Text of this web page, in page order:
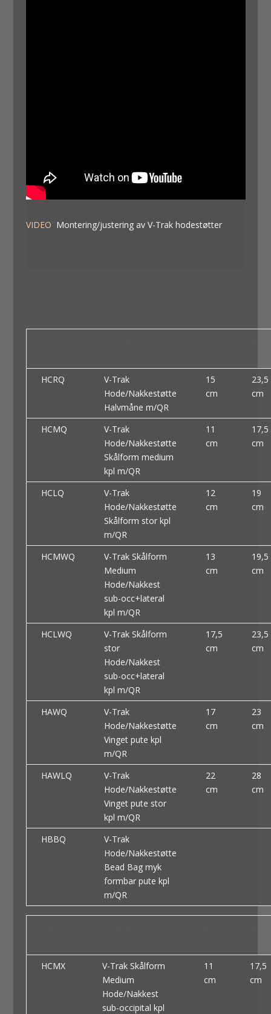
VIDEO Montering/justering av V-Trak hodestøtter
HCRQ
V-Trak
Hode/Nakkestøtte
Halvmåne m/QR
15
cm
23,5
cm
HCMQ
V-Trak
Hode/Nakkestøtte
Skålform medium
kpl m/QR
11
cm
17,5
cm
HCLQ
V-Trak
Hode/Nakkestøtte
Skålform stor kpl
m/QR
12
cm
19
cm
HCMWQ
V-Trak Skålform
Medium
Hode/Nakkest
sub-occ+lateral
kpl m/QR
13
cm
19,5
cm
HCLWQ
V-Trak Skålform
stor
Hode/Nakkest
sub-occ+lateral
kpl m/QR
17,5
cm
23,5
cm
HAWQ
V-Trak
Hode/Nakkestøtte
Vinget pute kpl
m/QR
17
cm
23
cm
HAWLQ
V-Trak
Hode/Nakkestøtte
Vinget pute stor
kpl m/QR
22
cm
28
cm
HBBQ
V-Trak
Hode/Nakkestøtte
Bead Bag myk
formbar pute kpl
m/QR
HCMX
V-Trak Skålform
Medium
Hode/Nakkest
sub-occipital kpl
11
cm
17,5
cm